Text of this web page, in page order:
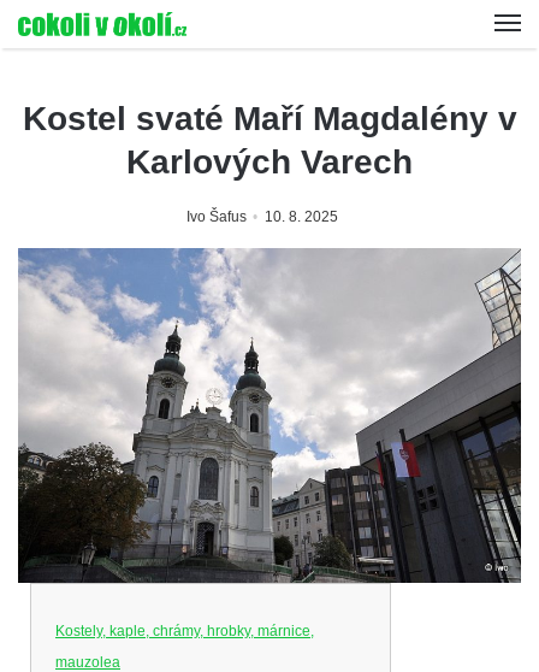
Kostel svaté Maří Magdalény v
Karlových Varech
Ivo Šafus 10. 8. 2025
Kostely, kaple, chrámy, hrobky, márnice,
mauzolea